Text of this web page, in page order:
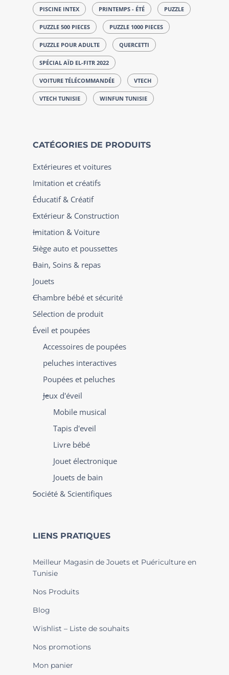
PISCINE INTEX PRINTEMPS - ÉTÉ PUZZLE
PUZZLE 500 PIECES PUZZLE 1000 PIECES
PUZZLE POUR ADULTE QUERCETTI
SPÉCIAL AÏD EL-FITR 2022
VOITURE TÉLÉCOMMANDÉE VTECH
VTECH TUNISIE WINFUN TUNISIE
CATÉGORIES DE PRODUITS
Extérieures et voitures
Imitation et créatifs
Éducatif & Créatif
Extérieur & Construction
Imitation & Voiture
Siège auto et poussettes
Bain, Soins & repas
Jouets
Chambre bébé et sécurité
Sélection de produit
Éveil et poupées
Accessoires de poupées
peluches interactives
Poupées et peluches
Jeux d'éveil
Mobile musical
Tapis d'eveil
Livre bébé
Jouet électronique
Jouets de bain
Société & Scientifiques
LIENS PRATIQUES
Meilleur Magasin de Jouets et Puériculture en
Tunisie
Nos Produits
Blog
Wishlist – Liste de souhaits
Nos promotions
Mon panier